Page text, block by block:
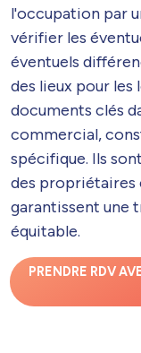
l'occupation par
vérifier les
éventuels
des lieux pour
documents clés
commercial,
spécifique. Ils
des propriétaires
garantissent une
équitable.
PRENDRE RDV